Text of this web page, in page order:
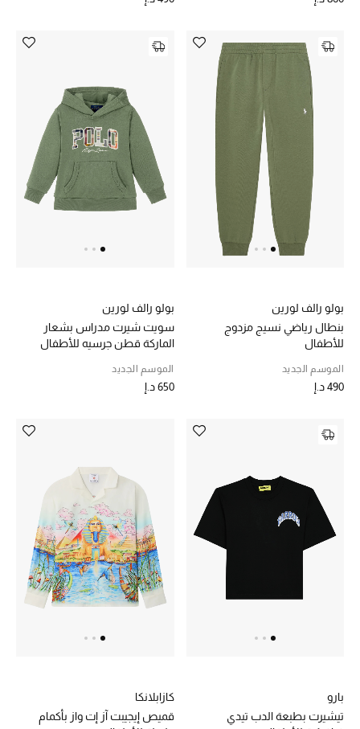
بولو رالف لورين
بنطال رياضي نسيج مزدوج
للأطفال
الموسم الجديد
490 د.إ
بولو رالف لورين
سويت شيرت مدراس بشعار
الماركة قطن جرسيه للأطفال
الموسم الجديد
650 د.إ
بارو
تيشيرت بطبعة الدب تيدي
كازابلانكا
قميص إيجيبت آز إت واز بأكمام